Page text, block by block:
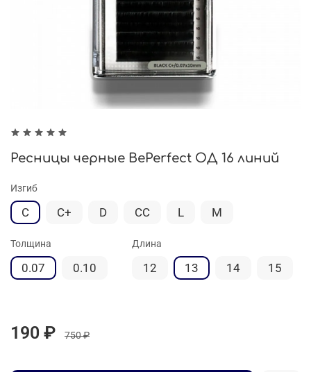
Ресницы черные BePerfect ОД 16 линий
Изгиб
С C+ D СС L M
Толщина
0.07 0.10
Длина
12 13 14 15
190 ₽ 750 ₽